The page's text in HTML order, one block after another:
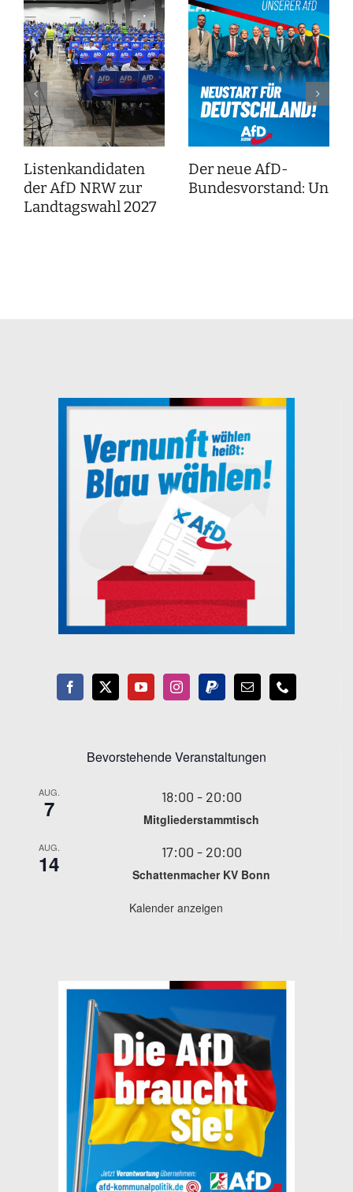
Listenkandidaten
der AfD NRW zur
Landtagswahl 2027
Der neue AfD-
Bundesvorstand:
Bevorstehende Veranstaltungen
AUG.
7 18:00 - 20:00
Mitgliederstammtisch
AUG.
14 17:00 - 20:00
Schattenmacher KV Bonn
Kalender anzeigen